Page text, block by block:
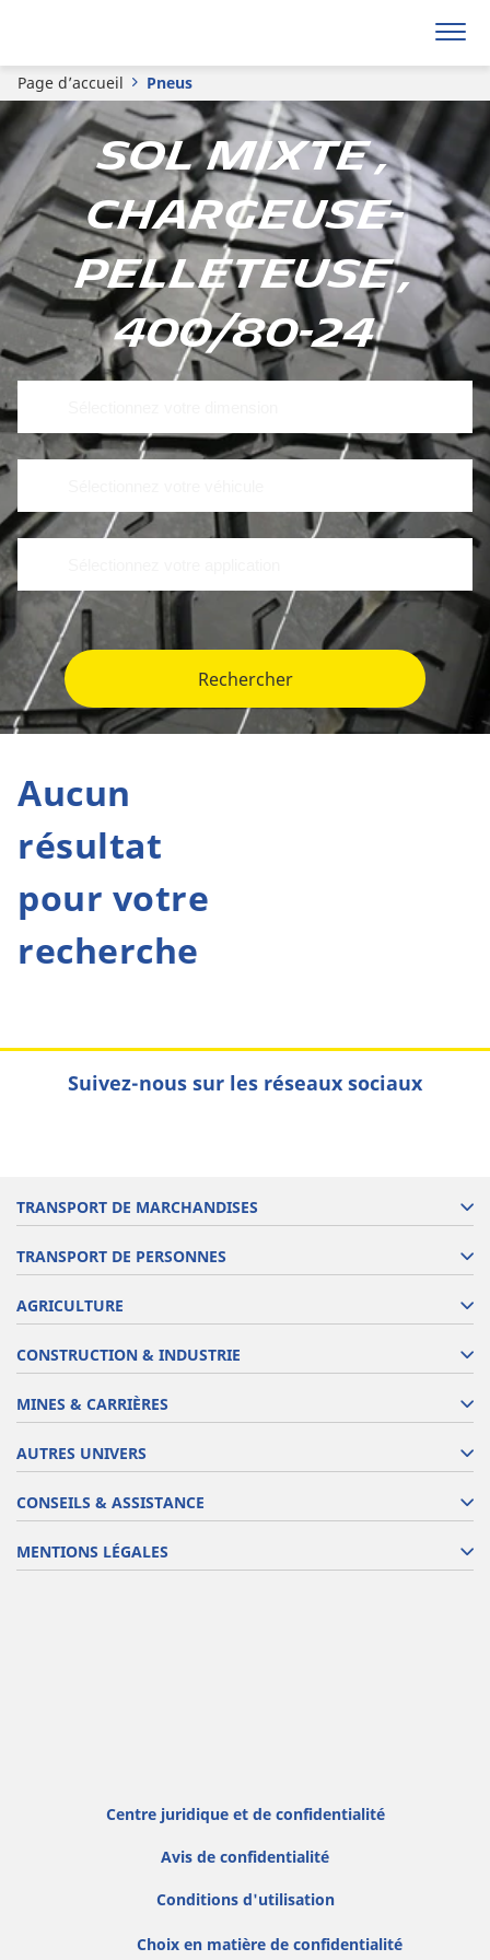
Page d’accueil Pneus
Sol mixte ,
Chargeuse-
pelleteuse ,
400/80-24
Rechercher
Aucun
résultat
pour votre
recherche
Suivez-nous sur les réseaux sociaux
TRANSPORT DE MARCHANDISES
TRANSPORT DE PERSONNES
AGRICULTURE
CONSTRUCTION & INDUSTRIE
MINES & CARRIÈRES
AUTRES UNIVERS
CONSEILS & ASSISTANCE
MENTIONS LÉGALES
Centre juridique et de confidentialité
Avis de confidentialité
Conditions d'utilisation
Choix en matière de confidentialité